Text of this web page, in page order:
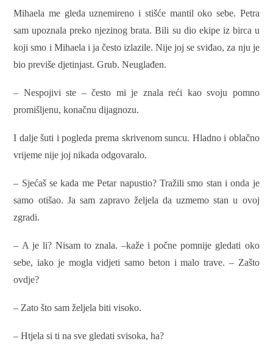
Mihaela me gleda uznemireno i stišće mantil oko sebe. Petra
sam upoznala preko njezinog brata. Bili su dio ekipe iz birca u
koji smo i Mihaela i ja često izlazile. Nije joj se sviđao, za nju je
bio previše djetinjast. Grub. Neuglađen.
– Nespojivi ste – često mi je znala reći kao svoju pomno
promišljenu, konačnu dijagnozu.
I dalje šuti i pogleda prema skrivenom suncu. Hladno i oblačno
vrijeme nije joj nikada odgovaralo.
– Sjećaš se kada me Petar napustio? Tražili smo stan i onda je
samo otišao. Ja sam zapravo željela da uzmemo stan u ovoj
zgradi.
– A je li? Nisam to znala. –kaže i počne pomnije gledati oko
sebe, iako je mogla vidjeti samo beton i malo trave. – Zašto
ovdje?
– Zato što sam željela biti visoko.
– Htjela si ti na sve gledati svisoka, ha?